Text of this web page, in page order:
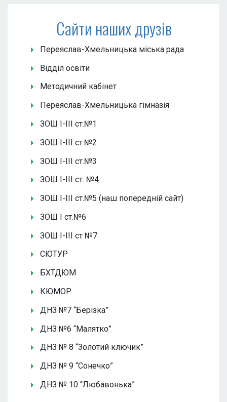
Сайти наших друзів
Переяслав-Хмельницька міська рада
Відділ освіти
Методичний кабінет
Переяслав-Хмельницька гімназія
ЗОШ І-ІІІ ст.№1
ЗОШ І-ІІІ ст.№2
ЗОШ І-ІІІ ст.№3
ЗОШ І-ІІІ ст. №4
ЗОШ І-ІІІ ст.№5 (наш попередній сайт)
ЗОШ І ст.№6
ЗОШ І-ІІІ ст №7
СЮТУР
БХТДЮМ
КЮМОР
ДНЗ №7 “Берізка”
ДНЗ №6 “Малятко”
ДНЗ № 8 “Золотий ключик”
ДНЗ № 9 “Сонечко”
ДНЗ № 10 “Любавонька”